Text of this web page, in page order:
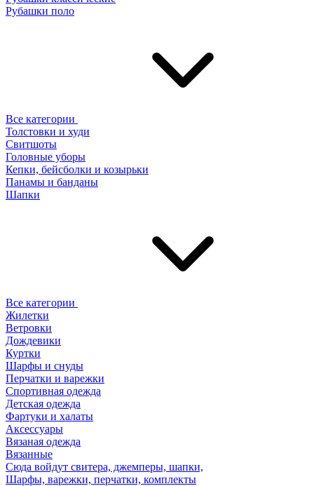
Рубашки поло
Все категории
Толстовки и худи
Свитшоты
Головные уборы
Кепки, бейсболки и козырьки
Панамы и банданы
Шапки
Все категории
Жилетки
Ветровки
Дождевики
Куртки
Шарфы и снуды
Перчатки и варежки
Спортивная одежда
Детская одежда
Фартуки и халаты
Аксессуары
Вязаная одежда
Вязанные
Сюда войдут свитера, джемперы, шапки,
Шарфы, варежки, перчатки, комплекты